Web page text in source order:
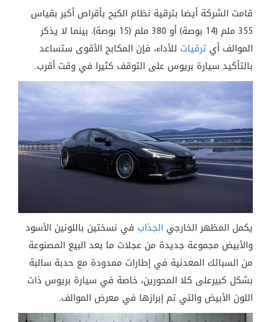
قامت الشركة أيضا بترقية نظام الكبح بأقراص أكبر بقياس
355 ملم (14 بوصة) أو 380 ملم (15 بوصة). بينما لا يذكر
الموالف أي ترقيات للأداء، فإن المكابح الأقوى ستساعد
بالتأكيد سيارة بريوس على التوقف كثيرا في وقت أقرب.
يكمل المظهر الخارجي الجذاب في نسختين باللونين الأسود
والأبيض مجموعة جديدة من عجلات ما بعد البيع المصنوعة
من السبائك المعدنية في إطارات ممدودة مع حدبة سالبة
بشكل كبيرعلى كلا المحورين، خاصة في سيارة بريوس ذات
اللون الأبيض والتي تم إبرازها في معرض الموالف.